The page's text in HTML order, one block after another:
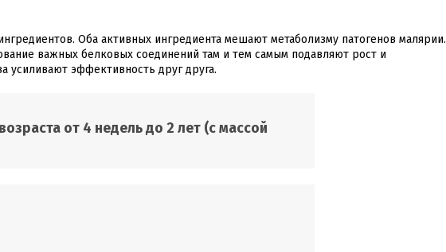
Оба активных ингредиента мешают метаболизму патогенов малярии.
важных белковых соединений там и тем самым подавляют рост и
усиливают эффективность друг друга.
от 4 недель до 2 лет (с массой